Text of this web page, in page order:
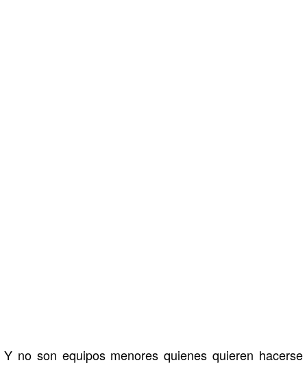
Y no son equipos menores quienes quieren hacerse